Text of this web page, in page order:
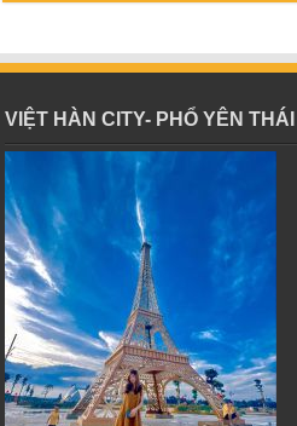
VIỆT HÀN CITY- PHỔ YÊN